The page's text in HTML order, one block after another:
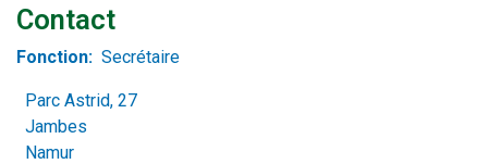
Contact
Fonction: Secrétaire
Parc Astrid, 27
Jambes
Namur